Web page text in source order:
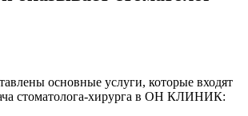
основные услуги, которые входят
стоматолога-хирурга в ОН КЛИНИК: